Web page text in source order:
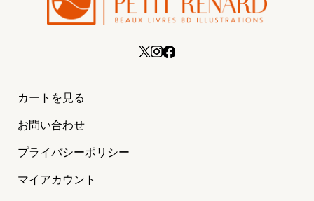
カートを見る
お問い合わせ
プライバシーポリシー
マイアカウント